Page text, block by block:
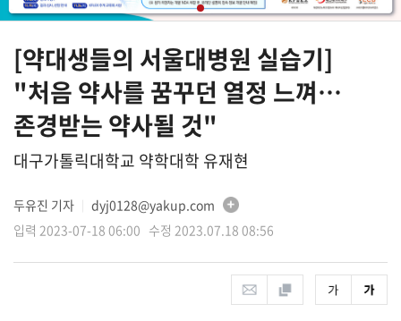
[약대생들의 서울대병원 실습기]
"처음 약사를 꿈꾸던 열정 느껴…
존경받는 약사될 것"
대구가톨릭대학교 약학대학 유재현
두유진 기자
dyj0128@yakup.com
입력 2023-07-18 06:00 수정 2023.07.18 08:56